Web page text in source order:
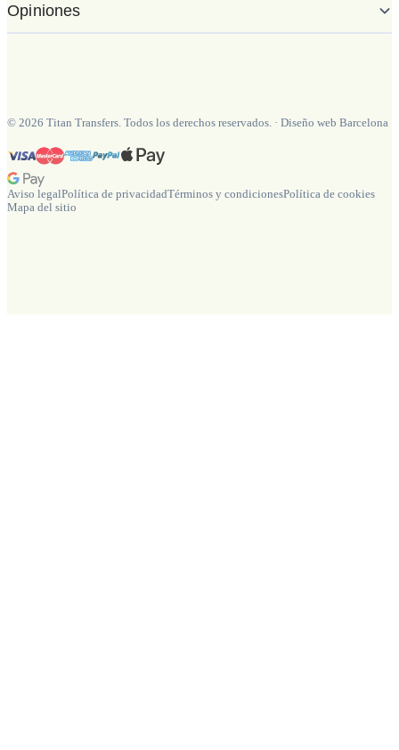
Opiniones
© 2026 Titan Transfers. Todos los derechos reservados. · Diseño web Barcelona
Aviso legalPolítica de privacidadTérminos y condicionesPolítica de cookies
Mapa del sitio